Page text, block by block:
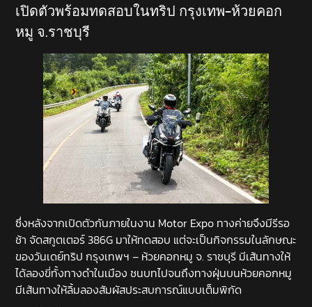
เปิดตัวพร้อมทดสอบในทริป กรุงเทพ-ห้วยคอก
หมู จ.ราชบุรี
ซึ่งหลังจากเปิดตัวกันภายในงาน Motor Expo ทางค่ายจึงมีรีรอ
ช้า จัดสกูตเตอร์ 386G มาให้ทดสอบ แต่จะเป็นกิจกรรมในลักษณะ
ของวันเดย์ทริป กรุงเทพฯ – ห้วยคอกหมู จ. ราชบุรี มีเส้นทางให้
ได้ลองขี่ทั้งทางดำในเมือง ชนบทไปจนถึงทางฝุ่นบนห้วยคอกหมู
มีเส้นทางให้ลิ้มลองสัมผัสประสบการณ์แบบเต็มพิกัด